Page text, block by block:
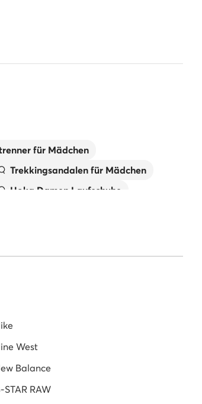
für Mädchen
Trekkingsandalen für Mädchen
Hoka Damen Laufschuhe
West
Balance
STAR RAW